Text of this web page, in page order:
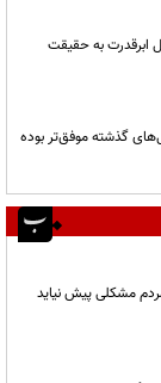
ابرقدرت به حقیقت
گذشته موفق‌تر بوده
مشکلی پیش نیاید